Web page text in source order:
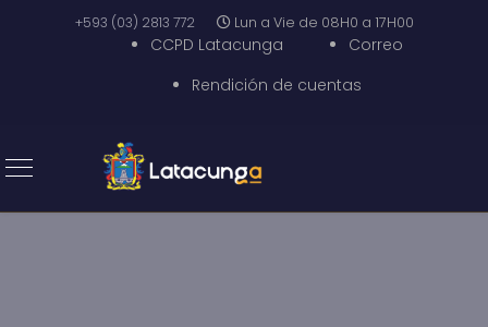
+593 (03) 2813 772 Lun a Vie de 08H0 a 17H00
CCPD Latacunga
Correo
Rendición de cuentas